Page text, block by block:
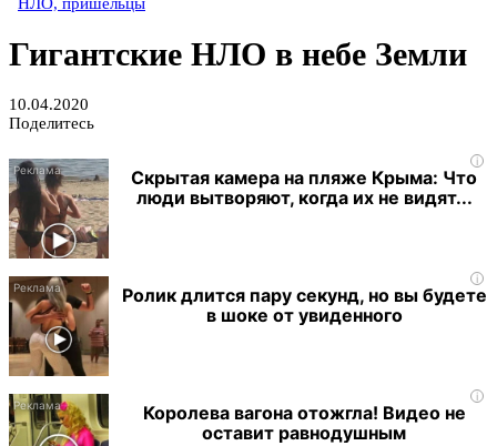
Гигантские НЛО в небе Земли
10.04.2020
Поделитесь
i
Скрытая камера на пляже Крыма: Что
люди вытворяют, когда их не видят...
i
Ролик длится пару секунд, но вы будете
в шоке от увиденного
i
Королева вагона отожгла! Видео не
оставит равнодушным